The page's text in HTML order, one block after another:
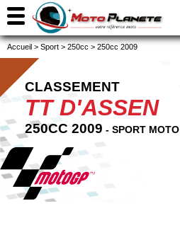
Accueil > Sport > 250cc > 250cc 2009
CLASSEMENT
TT D'ASSEN
250CC 2009 - SPORT MOTO